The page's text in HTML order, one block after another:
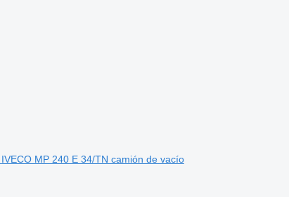
IVECO MP 240 E 34/TN camión de vacío